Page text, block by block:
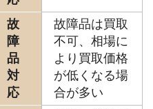
故
障
品
対
応
故障品は買取
不可、相場に
より買取価格
が低くなる場
合が多い